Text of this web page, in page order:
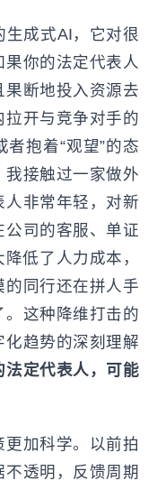
成式AI，它对很
你的法定代表人
断地投入资源去
开与竞争对手的
抱着“观望”的态
接触过一家做外
人非常年轻，对新
司的客服、单证
低了人力成本，
同行还在拼人手
这种降维打击的
趋势的深刻理解
定代表人，可能
加科学。以前拍
透明，反馈周期